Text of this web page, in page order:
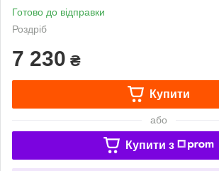
Готово до відправки
Роздріб
7 230 ₴
Купити
або
Купити з